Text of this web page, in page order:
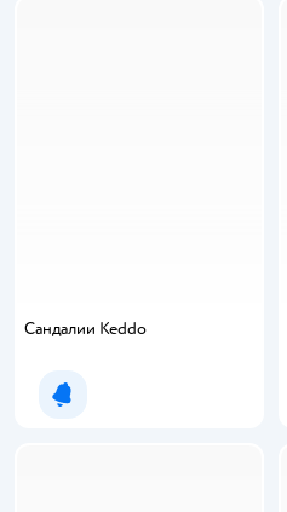
Сандалии Keddo
Уведомить о появлении